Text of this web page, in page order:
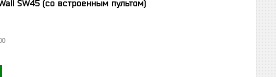
SW45 (со встроенным пультом)